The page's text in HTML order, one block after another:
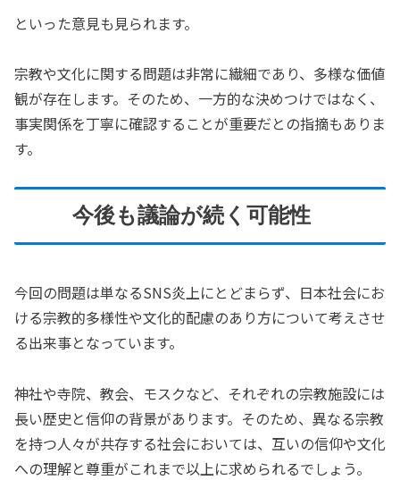
といった意見も見られます。
宗教や文化に関する問題は非常に繊細であり、多様な価値
観が存在します。そのため、一方的な決めつけではなく、
事実関係を丁寧に確認することが重要だとの指摘もありま
す。
今後も議論が続く可能性
今回の問題は単なるSNS炎上にとどまらず、日本社会にお
ける宗教的多様性や文化的配慮のあり方について考えさせ
る出来事となっています。
神社や寺院、教会、モスクなど、それぞれの宗教施設には
長い歴史と信仰の背景があります。そのため、異なる宗教
を持つ人々が共存する社会においては、互いの信仰や文化
への理解と尊重がこれまで以上に求められるでしょう。